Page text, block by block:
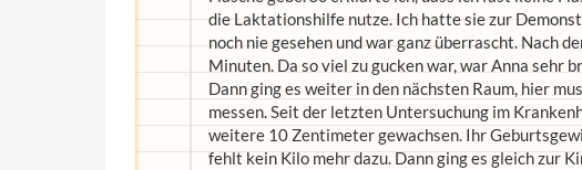
die Laktationshilfe nutze. Ich hatte sie zur
noch nie gesehen und war ganz überrascht. Nach
Minuten. Da so viel zu gucken war, war Anna sehr
Dann ging es weiter in den nächsten Raum, hier
messen. Seit der letzten Untersuchung im
weitere 10 Zentimeter gewachsen. Ihr
fehlt kein Kilo mehr dazu. Dann ging es gleich zur